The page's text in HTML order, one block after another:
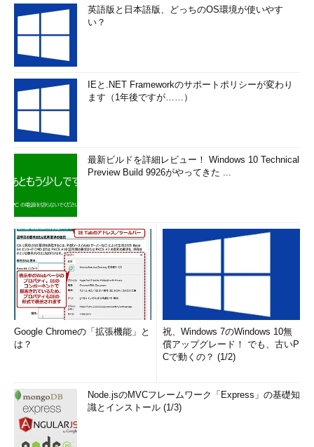
英語版と日本語版、どっちのOS環境が使いやす
い？
IEと.NET Frameworkのサポートポリシーが変わり
ます（1年後ですが……）
最新ビルドを詳細レビュー！ Windows 10 Technical
Preview Build 9926がやってきた ...
Google Chromeの「拡張機能」と
は？
祝、Windows 7のWindows 10無
償アップグレード！ でも、古いP
Cで動くの？ (1/2)
Node.jsのMVCフレームワーク「Express」の基礎知
識とインストール (1/3)